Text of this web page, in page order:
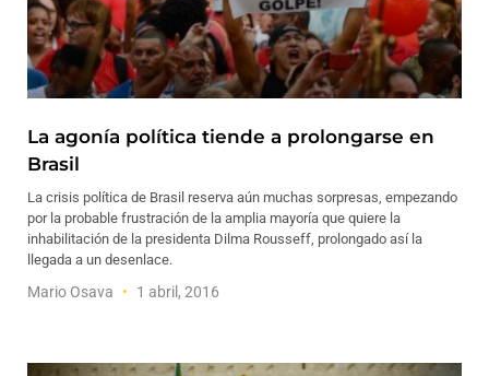
La agonía política tiende a prolongarse en
Brasil
La crisis política de Brasil reserva aún muchas sorpresas, empezando
por la probable frustración de la amplia mayoría que quiere la
inhabilitación de la presidenta Dilma Rousseff, prolongado así la
llegada a un desenlace.
Mario Osava 1 abril, 2016